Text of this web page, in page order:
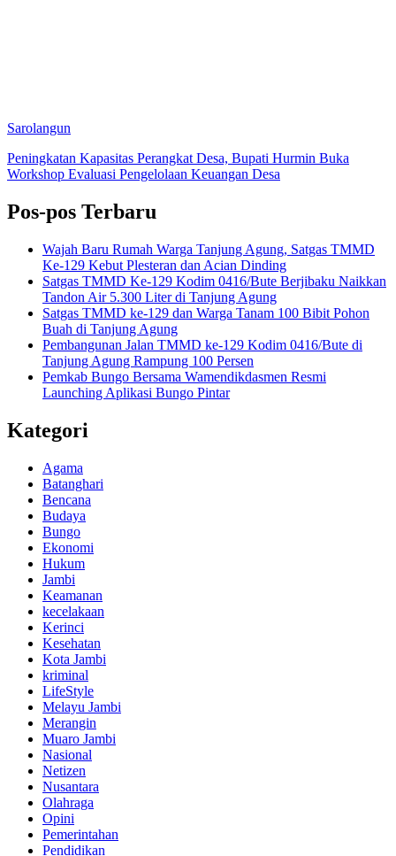
Sarolangun
Peningkatan Kapasitas Perangkat Desa, Bupati Hurmin Buka
Workshop Evaluasi Pengelolaan Keuangan Desa
Pos-pos Terbaru
Wajah Baru Rumah Warga Tanjung Agung, Satgas TMMD
Ke-129 Kebut Plesteran dan Acian Dinding
Satgas TMMD Ke-129 Kodim 0416/Bute Berjibaku Naikkan
Tandon Air 5.300 Liter di Tanjung Agung
Satgas TMMD ke-129 dan Warga Tanam 100 Bibit Pohon
Buah di Tanjung Agung
Pembangunan Jalan TMMD ke-129 Kodim 0416/Bute di
Tanjung Agung Rampung 100 Persen
Pemkab Bungo Bersama Wamendikdasmen Resmi
Launching Aplikasi Bungo Pintar
Kategori
Agama
Batanghari
Bencana
Budaya
Bungo
Ekonomi
Hukum
Jambi
Keamanan
kecelakaan
Kerinci
Kesehatan
Kota Jambi
kriminal
LifeStyle
Melayu Jambi
Merangin
Muaro Jambi
Nasional
Netizen
Nusantara
Olahraga
Opini
Pemerintahan
Pendidikan